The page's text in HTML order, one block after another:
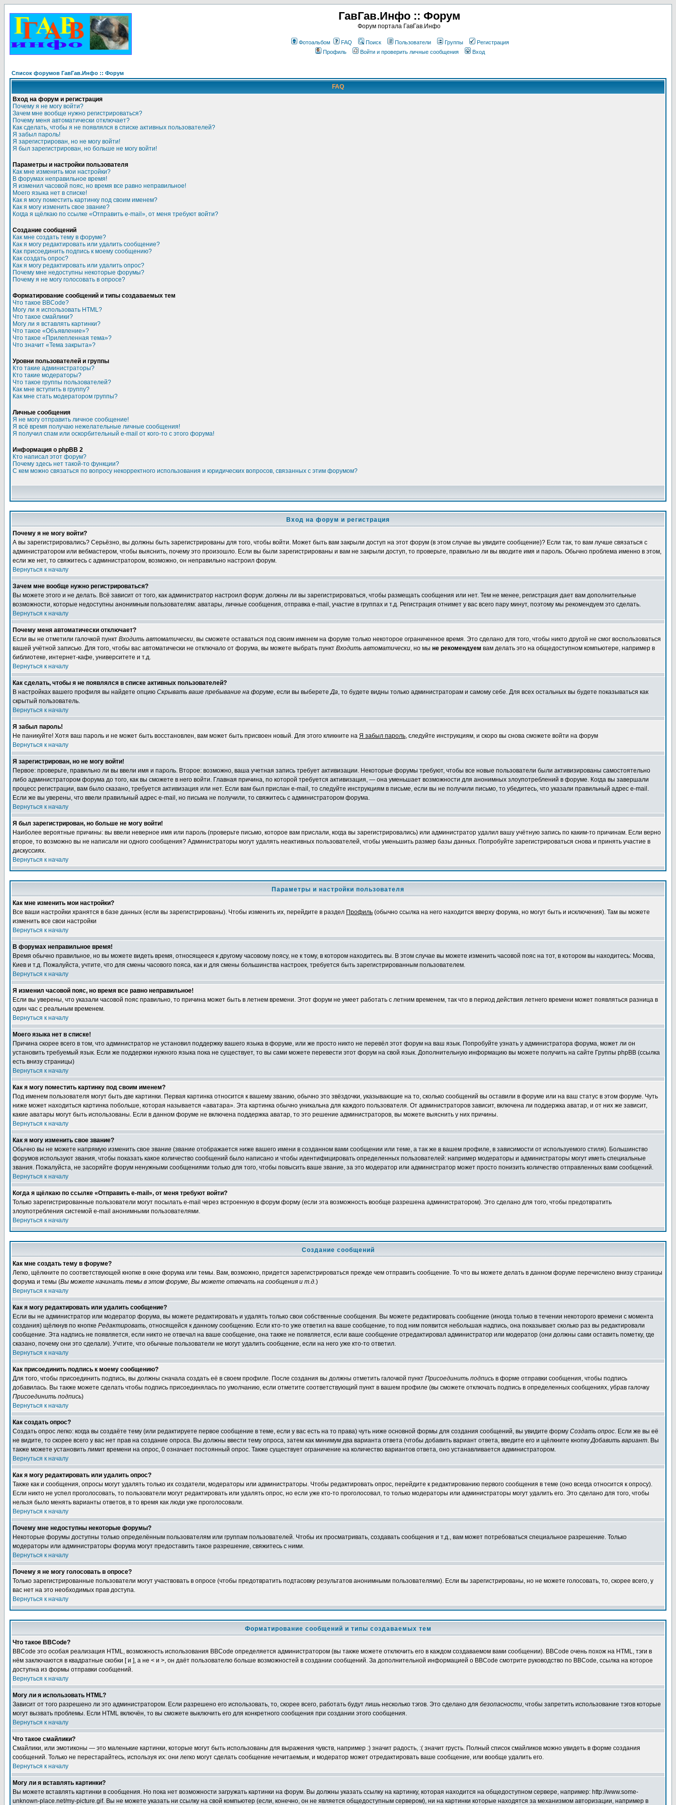
ГавГав.Инфо :: Форум
Форум портала ГавГав.Инфо
Фотоальбом FAQ Поиск Пользователи Группы
Регистрация
Профиль
Войти и проверить личные сообщения Вход
Список форумов ГавГав.Инфо :: Форум
FAQ
Вход на форум и регистрация
Почему я не могу войти?
Зачем мне вообще нужно регистрироваться?
Почему меня автоматически отключает?
Как сделать, чтобы я не появлялся в списке активных пользователей?
Я забыл пароль!
Я зарегистрирован, но не могу войти!
Я был зарегистрирован, но больше не могу войти!
Параметры и настройки пользователя
Как мне изменить мои настройки?
В форумах неправильное время!
Я изменил часовой пояс, но время все равно неправильное!
Моего языка нет в списке!
Как я могу поместить картинку под своим именем?
Как я могу изменить свое звание?
Когда я щёлкаю по ссылке «Отправить e-mail», от меня требуют войти?
Создание сообщений
Как мне создать тему в форуме?
Как я могу редактировать или удалить сообщение?
Как присоединить подпись к моему сообщению?
Как создать опрос?
Как я могу редактировать или удалить опрос?
Почему мне недоступны некоторые форумы?
Почему я не могу голосовать в опросе?
Форматирование сообщений и типы создаваемых тем
Что такое BBCode?
Могу ли я использовать HTML?
Что такое смайлики?
Могу ли я вставлять картинки?
Что такое «Объявление»?
Что такое «Прилепленная тема»?
Что значит «Тема закрыта»?
Уровни пользователей и группы
Кто такие администраторы?
Кто такие модераторы?
Что такое группы пользователей?
Как мне вступить в группу?
Как мне стать модератором группы?
Личные сообщения
Я не могу отправить личное сообщение!
Я всё время получаю нежелательные личные сообщения!
Я получил спам или оскорбительный e-mail от кого-то с этого форума!
Информация о phpBB 2
Кто написал этот форум?
Почему здесь нет такой-то функции?
С кем можно связаться по вопросу некорректного использования и юридических вопросов, связанных с этим форумом?
Вход на форум и регистрация
Почему я не могу войти?
А вы зарегистрировались? Серьёзно, вы должны быть зарегистрированы для того, чтобы войти. Может быть вам закрыли доступ на этот форум (в этом случае вы увидите сообщение)? Если так, то вам лучше связаться с
администратором или вебмастером, чтобы выяснить, почему это произошло. Если вы были зарегистрированы и вам не закрыли доступ, то проверьте, правильно ли вы вводите имя и пароль. Обычно проблема именно в этом,
если же нет, то свяжитесь с администратором, возможно, он неправильно настроил форум.
Вернуться к началу
Зачем мне вообще нужно регистрироваться?
Вы можете этого и не делать. Всё зависит от того, как администратор настроил форум: должны ли вы зарегистрироваться, чтобы размещать сообщения или нет. Тем не менее, регистрация дает вам дополнительные
возможности, которые недоступны анонимным пользователям: аватары, личные сообщения, отправка e-mail, участие в группах и т.д. Регистрация отнимет у вас всего пару минут, поэтому мы рекомендуем это сделать.
Вернуться к началу
Почему меня автоматически отключает?
Если вы не отметили галочкой пункт Входить автоматически, вы сможете оставаться под своим именем на форуме только некоторое ограниченное время. Это сделано для того, чтобы никто другой не смог воспользоваться
вашей учётной записью. Для того, чтобы вас автоматически не отключало от форума, вы можете выбрать пункт Входить автоматически, но мы не рекомендуем вам делать это на общедоступном компьютере, например в
библиотеке, интернет-кафе, университете и т.д.
Вернуться к началу
Как сделать, чтобы я не появлялся в списке активных пользователей?
В настройках вашего профиля вы найдете опцию Скрывать ваше пребывание на форуме, если вы выберетеДа, то будете видны только администраторам и самому себе. Для всех остальных вы будете показываться как
скрытый пользователь.
Вернуться к началу
Я забыл пароль!
Не паникуйте! Хотя ваш пароль и не может быть восстановлен, вам может быть присвоен новый. Для этого кликните на Я забыл пароль, следуйте инструкциям, и скоро вы снова сможете войти на форум
Вернуться к началу
Я зарегистрирован, но не могу войти!
Первое: проверьте, правильно ли вы ввели имя и пароль. Второе: возможно, ваша учетная запись требует активизации. Некоторые форумы требуют, чтобы все новые пользователи были активизированы самостоятельно
либо администратором форума до того, как вы сможете в него войти. Главная причина, по которой требуется активизация, — она уменьшает возможности для анонимных злоупотреблений в форуме. Когда вы завершали
процесс регистрации, вам было сказано, требуется активизация или нет. Если вам был прислан e-mail, то следуйте инструкциям в письме, если вы не получили письмо, то убедитесь, что указали правильный адрес e-mail.
Если же вы уверены, что ввели правильный адрес e-mail, но письма не получили, то свяжитесь с администратором форума.
Вернуться к началу
Я был зарегистрирован, но больше не могу войти!
Наиболее вероятные причины: вы ввели неверное имя или пароль (проверьте письмо, которое вам прислали, когда вы зарегистрировались) или администратор удалил вашу учётную запись по каким-то причинам. Если верно
второе, то возможно вы не написали ни одного сообщения? Администраторы могут удалять неактивных пользователей, чтобы уменьшить размер базы данных. Попробуйте зарегистрироваться снова и принять участие в
дискуссиях.
Вернуться к началу
Параметры и настройки пользователя
Как мне изменить мои настройки?
Все ваши настройки хранятся в базе данных (если вы зарегистрированы). Чтобы изменить их, перейдите в раздел Профиль (обычно ссылка на него находится вверху форума, но могут быть и исключения). Там вы можете
изменить все свои настройки
Вернуться к началу
В форумах неправильное время!
Время обычно правильное, но вы можете видеть время, относящееся к другому часовому поясу, не к тому, в котором находитесь вы. В этом случае вы можете изменить часовой пояс на тот, в котором вы находитесь: Москва,
Киев и т.д. Пожалуйста, учтите, что для смены часового пояса, как и для смены большинства настроек, требуется быть зарегистрированным пользователем.
Вернуться к началу
Я изменил часовой пояс, но время все равно неправильное!
Если вы уверены, что указали часовой пояс правильно, то причина может быть в летнем времени. Этот форум не умеет работать с летним временем, так что в период действия летнего времени может появляться разница в
один час с реальным временем.
Вернуться к началу
Моего языка нет в списке!
Причина скорее всего в том, что администратор не установил поддержку вашего языка в форуме, или же просто никто не перевёл этот форум на ваш язык. Попробуйте узнать у администратора форума, может ли он
установить требуемый язык. Если же поддержки нужного языка пока не существует, то вы сами можете перевести этот форум на свой язык. Дополнительную информацию вы можете получить на сайте Группы phpBB (ссылка
есть внизу страницы)
Вернуться к началу
Как я могу поместить картинку под своим именем?
Под именем пользователя могут быть две картинки. Первая картинка относится к вашему званию, обычно это звёздочки, указывающие на то, сколько сообщений вы оставили в форуме или на ваш статус в этом форуме. Чуть
ниже может находиться картинка побольше, которая называется «аватара». Эта картинка обычно уникальна для каждого пользователя. От администраторов зависит, включена ли поддержка аватар, и от них же зависит,
какие аватары могут быть использованы. Если в данном форуме не включена поддержка аватар, то это решение администраторов, вы можете выяснить у них причины.
Вернуться к началу
Как я могу изменить свое звание?
Обычно вы не можете напрямую изменить свое звание (звание отображается ниже вашего имени в созданном вами сообщении или теме, а так же в вашем профиле, в зависимости от используемого стиля). Большинство
форумов используют звания, чтобы показать какое количество сообщений было написано и чтобы идентифицировать определенных пользователей: например модераторы и администраторы могут иметь специальные
звания. Пожалуйста, не засоряйте форум ненужными сообщениями только для того, чтобы повысить ваше звание, за это модератор или администратор может просто понизить количество отправленных вами сообщений.
Вернуться к началу
Когда я щёлкаю по ссылке «Отправить e-mail», от меня требуют войти?
Только зарегистрированные пользователи могут посылать e-mail через встроенную в форум форму (если эта возможность вообще разрешена администратором). Это сделано для того, чтобы предотвратить
злоупотребления системой e-mail анонимными пользователями.
Вернуться к началу
Создание сообщений
Как мне создать тему в форуме?
Легко, щёлкните по соответствующей кнопке в окне форума или темы. Вам, возможно, придется зарегистрироваться прежде чем отправить сообщение. То что вы можете делать в данном форуме перечислено внизу страницы
форума и темы (Вы можете начинать темы в этом форуме, Вы можете отвечать на сообщения и т.д.)
Вернуться к началу
Как я могу редактировать или удалить сообщение?
Если вы не администратор или модератор форума, вы можете редактировать и удалять только свои собственные сообщения. Вы можете редактировать сообщение (иногда только в течении некоторого времени с момента
создания) щёлкнув по кнопке Редактировать, относящейся к данному сообщению. Если кто-то уже ответил на ваше сообщение, то под ним появится небольшая надпись, она показывает сколько раз вы редактировали
сообщение. Эта надпись не появляется, если никто не отвечал на ваше сообщение, она также не появляется, если ваше сообщение отредактировал администратор или модератор (они должны сами оставить пометку, где
сказано, почему они это сделали). Учтите, что обычные пользователи не могут удалить сообщение, если на него уже кто-то ответил.
Вернуться к началу
Как присоединить подпись к моему сообщению?
Для того, чтобы присоединить подпись, вы должны сначала создать её в своем профиле. После создания вы должны отметить галочкой пункт Присоединить подпись в форме отправки сообщения, чтобы подпись
добавилась. Вы также можете сделать чтобы подпись присоединялась по умолчанию, если отметите соответствующий пункт в вашем профиле (вы сможете отключать подпись в определенных сообщениях, убрав галочку
Присоединить подпись)
Вернуться к началу
Как создать опрос?
Создать опрос легко: когда вы создаёте тему (или редактируете первое сообщение в теме, если у вас есть на то права) чуть ниже основной формы для создания сообщений, вы увидите форму Создать опрос. Если же вы её
не видите, то скорее всего у вас нет прав на создание опроса. Вы должны ввести тему опроса, затем как минимум два варианта ответа (чтобы добавить вариант ответа, введите его и щёлкните кнопкуДобавить вариант. Вы
также можете установить лимит времени на опрос, 0 означает постоянный опрос. Также существует ограничение на количество вариантов ответа, оно устанавливается администратором.
Вернуться к началу
Как я могу редактировать или удалить опрос?
Также как и сообщения, опросы могут удалять только их создатели, модераторы или администраторы. Чтобы редактировать опрос, перейдите к редактированию первого сообщения в теме (оно всегда относится к опросу).
Если никто не успел проголосовать, то пользователи могут редактировать или удалять опрос, но если уже кто-то проголосовал, то только модераторы или администраторы могут удалить его. Это сделано для того, чтобы
нельзя было менять варианты ответов, в то время как люди уже проголосовали.
Вернуться к началу
Почему мне недоступны некоторые форумы?
Некоторые форумы доступны только определённым пользователям или группам пользователей. Чтобы их просматривать, создавать сообщения и т.д., вам может потребоваться специальное разрешение. Только
модераторы или администраторы форума могут предоставить такое разрешение, свяжитесь с ними.
Вернуться к началу
Почему я не могу голосовать в опросе?
Только зарегистрированные пользователи могут участвовать в опросе (чтобы предотвратить подтасовку результатов анонимными пользователями). Если вы зарегистрированы, но не можете голосовать, то, скорее всего, у
вас нет на это необходимых прав доступа.
Вернуться к началу
Форматирование сообщений и типы создаваемых тем
Что такое BBCode?
BBCode это особая реализация HTML, возможность использования BBCode определяется администратором (вы также можете отключить его в каждом создаваемом вами сообщении). BBCode очень похож на HTML, тэги в
нём заключаются в квадратные скобки [ и ], а не < и >, он даёт пользователю больше возможностей в создании сообщений. За дополнительной информацией о BBCode смотрите руководство по BBCode, ссылка на которое
доступна из формы отправки сообщений.
Вернуться к началу
Могу ли я использовать HTML?
Зависит от того разрешено ли это администратором. Если разрешено его использовать, то, скорее всего, работать будут лишь несколько тэгов. Это сделано для безопасности, чтобы запретить использование тэгов которые
могут вызвать проблемы. Если HTML включён, то вы сможете выключить его для конкретного сообщения при создании этого сообщения.
Вернуться к началу
Что такое смайлики?
Смайлики, или эмотиконы — это маленькие картинки, которые могут быть использованы для выражения чувств, например :) значит радость, :( значит грусть. Полный список смайликов можно увидеть в форме создания
сообщений. Только не перестарайтесь, используя их: они легко могут сделать сообщение нечитаемым, и модератор может отредактировать ваше сообщение, или вообще удалить его.
Вернуться к началу
Могу ли я вставлять картинки?
Вы можете вставлять картинки в сообщения. Но пока нет возможности загружать картинки на форум. Вы должны указать ссылку на картинку, которая находится на общедоступном сервере, например: http://www.some-
unknown-place.net/my-picture.gif. Вы не можете указать ни ссылку на свой компьютер (если, конечно, он не является общедоступным сервером), ни на картинки которые находятся за механизмом авторизации, например в